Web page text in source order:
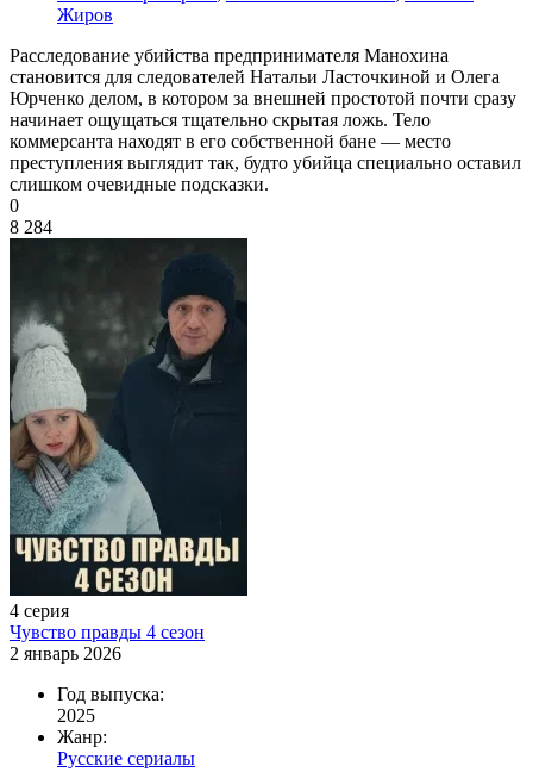
Жиров
Расследование убийства предпринимателя Манохина
становится для следователей Натальи Ласточкиной и Олега
Юрченко делом, в котором за внешней простотой почти сразу
начинает ощущаться тщательно скрытая ложь. Тело
коммерсанта находят в его собственной бане — место
преступления выглядит так, будто убийца специально оставил
слишком очевидные подсказки.
0
8 284
4 серия
Чувство правды 4 сезон
2 январь 2026
Год выпуска:
2025
Жанр:
Русские сериалы